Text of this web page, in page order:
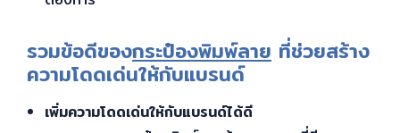
รวมข้อดีของกระป๋องพิมพ์ลาย ที่ช่วยสร้าง
ความโดดเด่นให้กับแบรนด์
เพิ่มความโดดเด่นให้กับแบรนด์ได้ดี